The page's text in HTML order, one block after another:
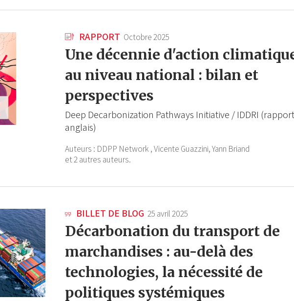
RAPPORT Octobre 2025
Une décennie d'action
au niveau national : bilan et
perspectives
Deep Decarbonization Pathways Initiative / IDDRI
anglais)
Auteurs : DDPP Network ,Vicente Guazzini,Yann Briand
et 2 autres auteurs.
BILLET DE BLOG 25 avril 2025
Décarbonation du transport de
marchandises : au-delà des
technologies, la nécessité de
politiques systémiques